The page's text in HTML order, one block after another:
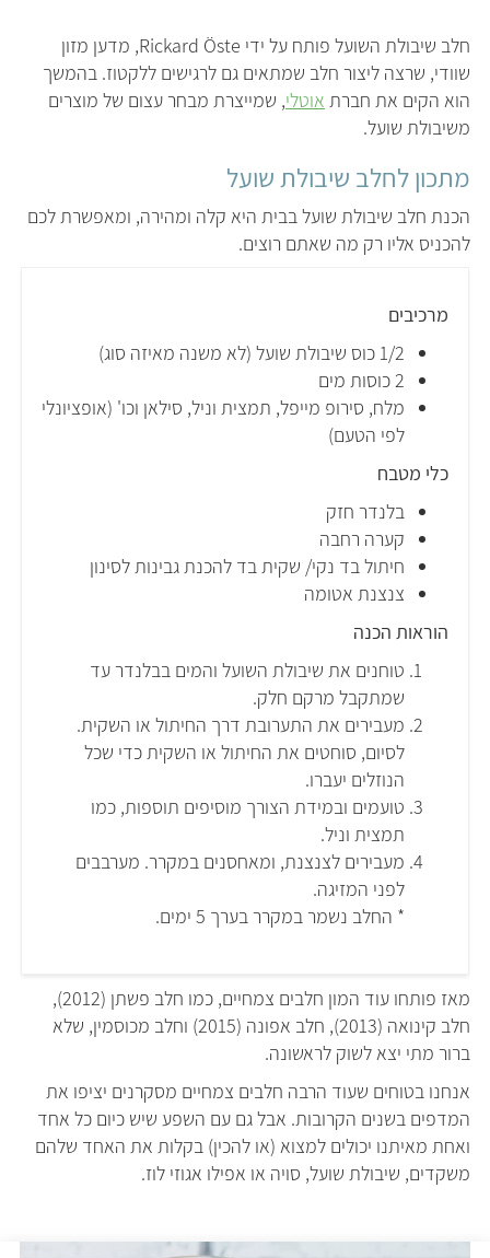
חלב שיבולת השועל פותח על ידי Rickard Öste, מדען מזון
שוודי, שרצה ליצור חלב שמתאים גם לרגישים ללקטוז. בהמשך
הוא הקים את חברת אוטלי, שמייצרת מבחר עצום של מוצרים
משיבולת שועל.
מתכון לחלב שיבולת שועל
הכנת חלב שיבולת שועל בבית היא קלה ומהירה, ומאפשרת לכם
להכניס אליו רק מה שאתם רוצים.
מרכיבים
1/2 כוס שיבולת שועל (לא משנה מאיזה סוג)
2 כוסות מים
מלח, סירופ מייפל, תמצית וניל, סילאן וכו' (אופציונלי
לפי הטעם)
כלי מטבח
בלנדר חזק
קערה רחבה
חיתול בד נקי/ שקית בד להכנת גבינות לסינון
צנצנת אטומה
הוראות הכנה
טוחנים את שיבולת השועל והמים בבלנדר עד
שמתקבל מרקם חלק.
מעבירים את התערובת דרך החיתול או השקית.
לסיום, סוחטים את החיתול או השקית כדי שכל
הנוזלים יעברו.
טועמים ובמידת הצורך מוסיפים תוספות, כמו
תמצית וניל.
מעבירים לצנצנת, ומאחסנים במקרר. מערבבים
לפני המזיגה.
* החלב נשמר במקרר בערך 5 ימים.
מאז פותחו עוד המון חלבים צמחיים, כמו חלב פשתן (2012),
חלב קינואה (2013), חלב אפונה (2015) וחלב מכוסמין, שלא
ברור מתי יצא לשוק לראשונה.
אנחנו בטוחים שעוד הרבה חלבים צמחיים מסקרנים יציפו את
המדפים בשנים הקרובות. אבל גם עם השפע שיש כיום כל אחד
ואחת מאיתנו יכולים למצוא (או להכין) בקלות את האחד שלהם
משקדים, שיבולת שועל, סויה או אפילו אגוזי לוז.